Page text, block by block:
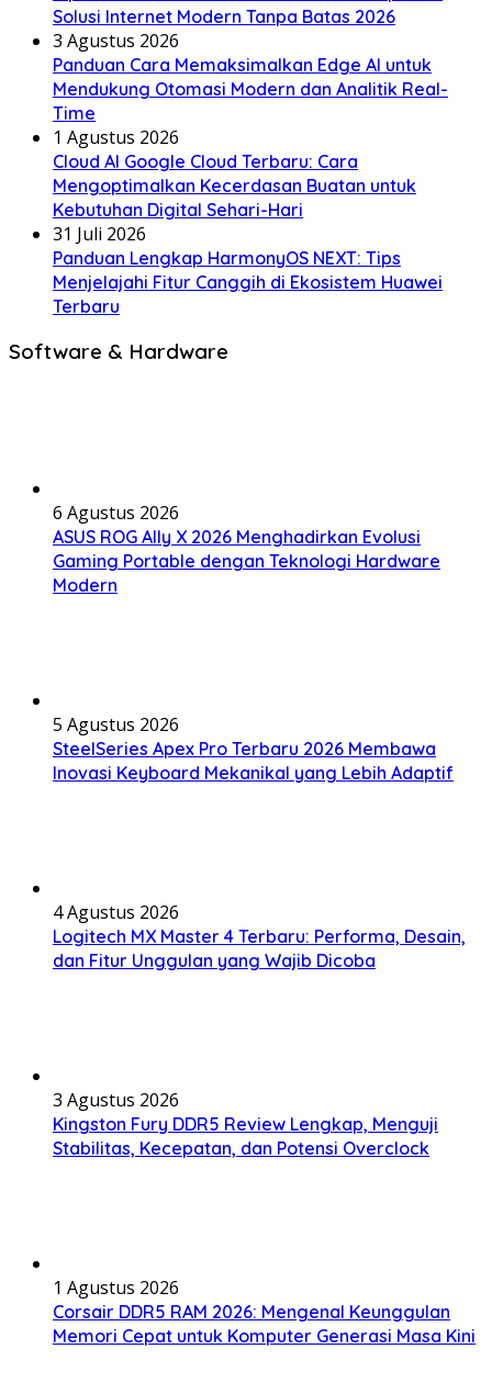
Solusi Internet Modern Tanpa Batas 2026
3 Agustus 2026
Panduan Cara Memaksimalkan Edge AI untuk
Mendukung Otomasi Modern dan Analitik Real-
Time
1 Agustus 2026
Cloud AI Google Cloud Terbaru: Cara
Mengoptimalkan Kecerdasan Buatan untuk
Kebutuhan Digital Sehari-Hari
31 Juli 2026
Panduan Lengkap HarmonyOS NEXT: Tips
Menjelajahi Fitur Canggih di Ekosistem Huawei
Terbaru
Software & Hardware
6 Agustus 2026
ASUS ROG Ally X 2026 Menghadirkan Evolusi
Gaming Portable dengan Teknologi Hardware
Modern
5 Agustus 2026
SteelSeries Apex Pro Terbaru 2026 Membawa
Inovasi Keyboard Mekanikal yang Lebih Adaptif
4 Agustus 2026
Logitech MX Master 4 Terbaru: Performa, Desain,
dan Fitur Unggulan yang Wajib Dicoba
3 Agustus 2026
Kingston Fury DDR5 Review Lengkap, Menguji
Stabilitas, Kecepatan, dan Potensi Overclock
1 Agustus 2026
Corsair DDR5 RAM 2026: Mengenal Keunggulan
Memori Cepat untuk Komputer Generasi Masa Kini